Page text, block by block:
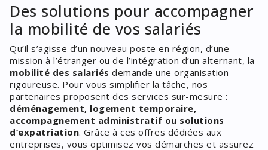
Des solutions pour accompagner
la mobilité de vos salariés
Qu’il s’agisse d’un nouveau poste en région, d’une
mission à l’étranger ou de l’intégration d’un alternant, la
mobilité des salariés demande une organisation
rigoureuse. Pour vous simplifier la tâche, nos
partenaires proposent des services sur-mesure :
déménagement, logement temporaire,
accompagnement administratif ou solutions
d’expatriation. Grâce à ces offres dédiées aux
entreprises, vous optimisez vos démarches et assurez